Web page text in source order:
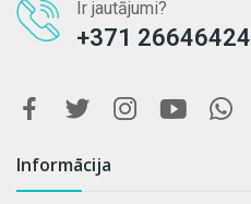
Ir jautājumi?
+371 26646424
Informācija